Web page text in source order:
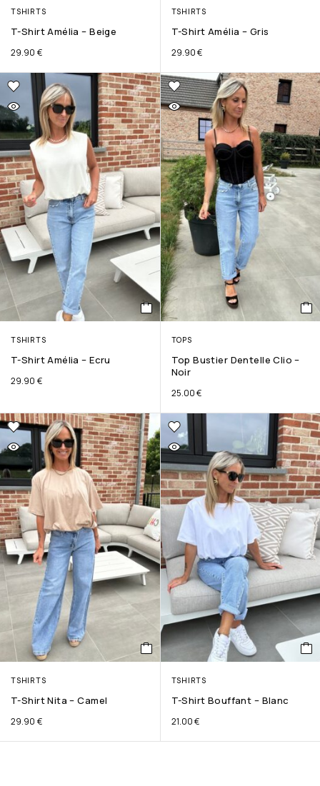
TSHIRTS
T-Shirt Amélia – Beige
29.90 €
TSHIRTS
T-Shirt Amélia – Gris
29.90€
TSHIRTS
T-Shirt Amélia – Ecru
29.90 €
TOPS
Top Bustier Dentelle Clio –
Noir
25.00€
TSHIRTS
T-Shirt Nita – Camel
29.90 €
TSHIRTS
T-Shirt Bouffant – Blanc
21.00€